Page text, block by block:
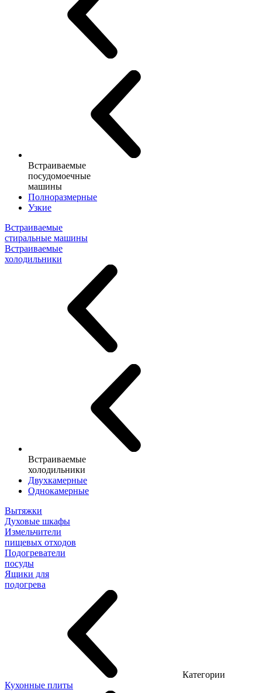
Встраиваемые
посудомоечные
машины
Полноразмерные
Узкие
Встраиваемые
стиральные машины
Встраиваемые
холодильники
Встраиваемые
холодильники
Двухкамерные
Однокамерные
Вытяжки
Духовые шкафы
Измельчители
пищевых отходов
Подогреватели
посуды
Ящики для
подогрева
Категории
Кухонные плиты